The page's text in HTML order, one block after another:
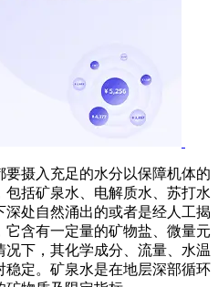
入充足的水分以保障机体的
括矿泉水、电解质水、苏打水
处自然涌出的或者是经人工揭
含有一定量的矿物盐、微量元
下，其化学成分、流量、水温